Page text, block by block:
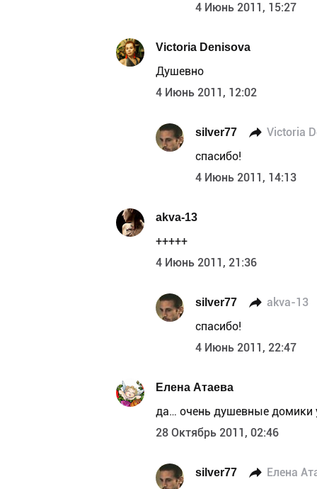
4 Июнь 2011, 15:27
Victoria Denisova
Душевно
4 Июнь 2011, 12:02
silver77 Victoria
спасибо!
4 Июнь 2011, 14:13
akva-13
+++++
4 Июнь 2011, 21:36
silver77 akva-13
спасибо!
4 Июнь 2011, 22:47
Елена Атаева
да… очень душевные домики
28 Октябрь 2011, 02:46
silver77 Елена